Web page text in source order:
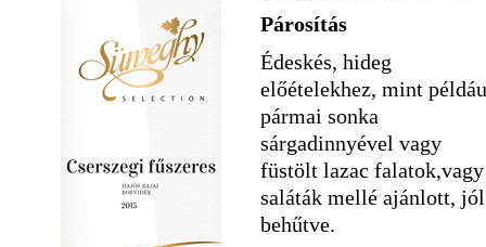
Párosítás
Édeskés, hideg
előételekhez, mint
pármai sonka
sárgadinnyével vagy
füstölt lazac falatok,vagy
saláták mellé ajánlott, jól
behűtve.